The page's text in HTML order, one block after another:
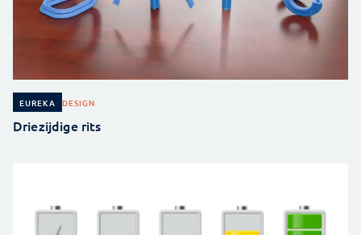
EUREKA DESIGN
Driezijdige rits